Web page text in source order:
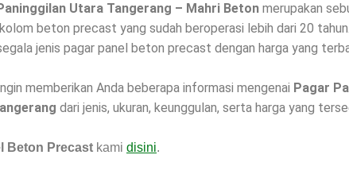
Utara Tangerang – Mahri Beton merupakan
beton precast yang sudah beroperasi lebih dari 20
jenis pagar panel beton precast dengan harga yang
memberikan Anda beberapa informasi mengenai Pagar
dari jenis, ukuran, keunggulan, serta harga yang
Beton Precast kami disini.